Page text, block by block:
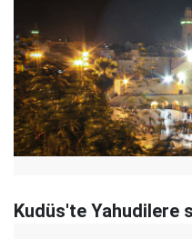
Kudüs'te Yahudilere